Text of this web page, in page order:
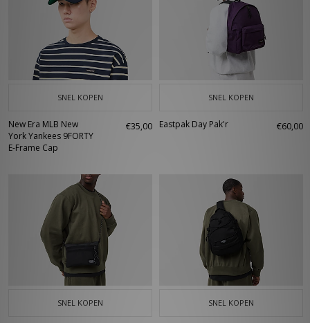
SNEL KOPEN
New Era MLB New
York Yankees 9FORTY
E-Frame Cap
€35,00
SNEL KOPEN
Eastpak Day Pak'r €60,00
SNEL KOPEN SNEL KOPEN